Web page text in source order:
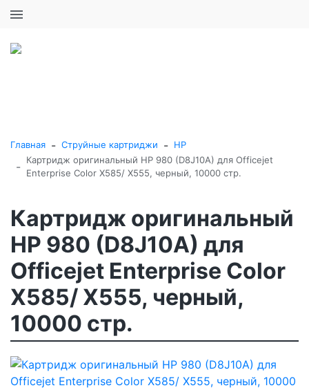
Главная - Струйные картриджи - HP
-
Картридж оригинальный HP 980 (D8J10A) для Officejet
Enterprise Color X585/ X555, черный, 10000 стр.
Картридж оригинальный
HP 980 (D8J10A) для
Officejet Enterprise Color
X585/ X555, черный,
10000 стр.